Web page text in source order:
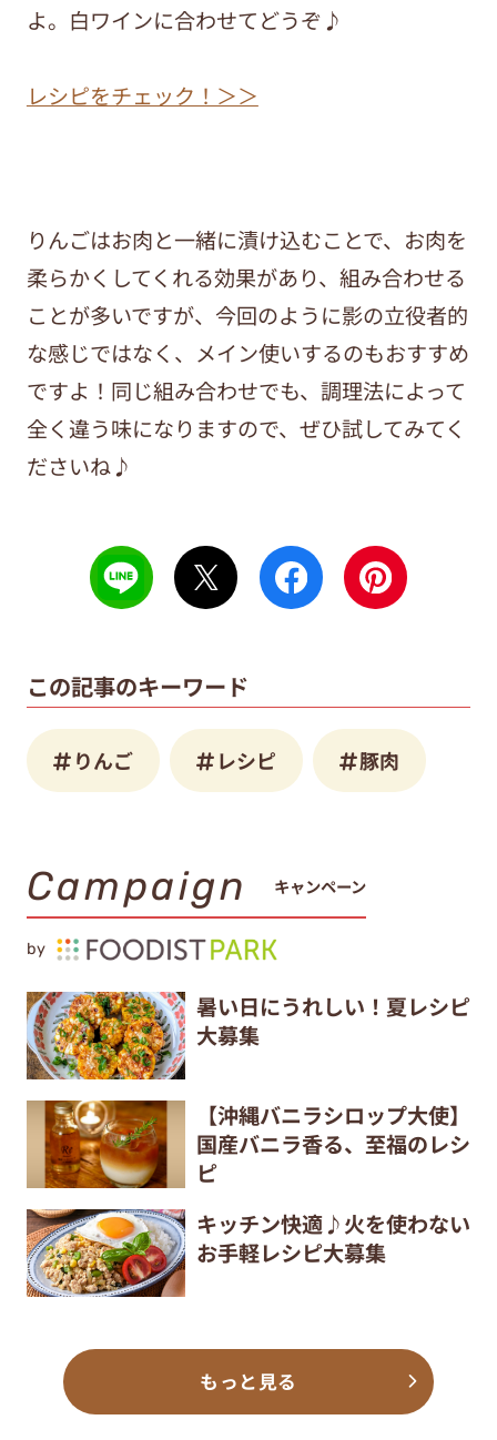
よ。白ワインに合わせてどうぞ♪
レシピをチェック！＞＞
りんごはお肉と一緒に漬け込むことで、お肉を
柔らかくしてくれる効果があり、組み合わせる
ことが多いですが、今回のように影の立役者的
な感じではなく、メイン使いするのもおすすめ
ですよ！同じ組み合わせでも、調理法によって
全く違う味になりますので、ぜひ試してみてく
ださいね♪
この記事のキーワード
りんご レシピ 豚肉
Campaign キャンペーン
by
暑い日にうれしい！夏レシピ
大募集
【沖縄バニラシロップ大使】
国産バニラ香る、至福のレシ
ピ
キッチン快適♪火を使わない
お手軽レシピ大募集
もっと見る